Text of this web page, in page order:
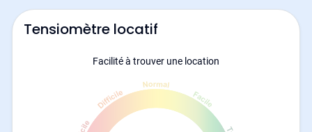
Tensiomètre locatif
Facilité à trouver une location